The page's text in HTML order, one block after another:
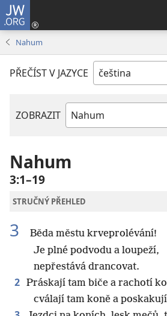
JW.ORG
Nahum
PŘEČÍST V JAZYCE
ZOBRAZIT
Biblická
Nahum
3:1–19
STRUČNÝ PŘEHLED
3
Běda městu krveprolévání!
Je plné podvodu a loupeží,
nepřestává drancovat.
2 Práskají tam biče a rachotí
cválají tam koně a